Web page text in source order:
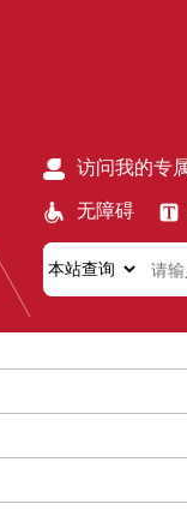
访问我的专
无障碍